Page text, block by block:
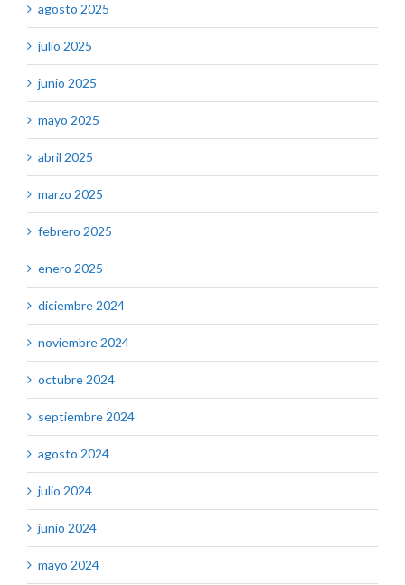
agosto 2025
julio 2025
junio 2025
mayo 2025
abril 2025
marzo 2025
febrero 2025
enero 2025
diciembre 2024
noviembre 2024
octubre 2024
septiembre 2024
agosto 2024
julio 2024
junio 2024
mayo 2024